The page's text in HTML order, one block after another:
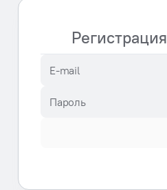
Регистрация
E-mail
Пароль